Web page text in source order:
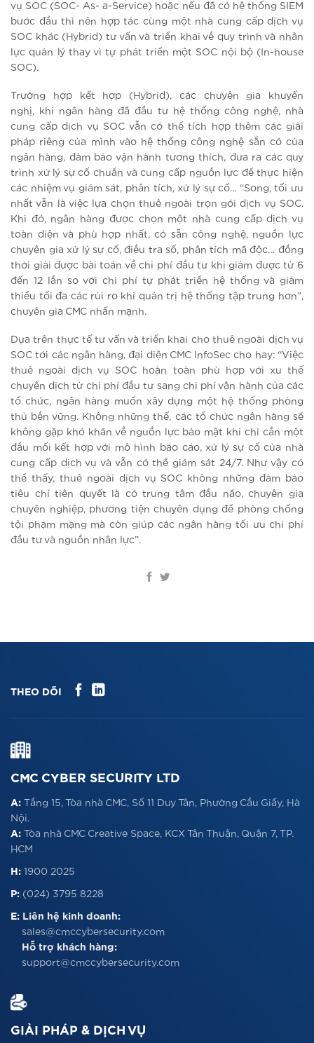
vụ SOC (SOC- As- a-Service) hoặc nếu đã có hệ thống SIEM
bước đầu thì nên hợp tác cùng một nhà cung cấp dịch vụ
SOC khác (Hybrid) tư vấn và triển khai về quy trình và nhân
lực quản lý thay vì tự phát triển một SOC nội bộ (In-house
SOC).
Trường hợp kết hợp (Hybrid), các chuyên gia khuyến
nghị, khi ngân hàng đã đầu tư hệ thống công nghệ, nhà
cung cấp dịch vụ SOC vẫn có thể tích hợp thêm các giải
pháp riêng của mình vào hệ thống công nghệ sẵn có của
ngân hàng, đảm bảo vận hành tương thích, đưa ra các quy
trình xử lý sự cố chuẩn và cung cấp nguồn lực để thực hiện
các nhiệm vụ giám sát, phân tích, xử lý sự cố… “Song, tối ưu
nhất vẫn là việc lựa chọn thuê ngoài trọn gói dịch vụ SOC.
Khi đó, ngân hàng được chọn một nhà cung cấp dịch vụ
toàn diện và phù hợp nhất, có sẵn công nghệ, nguồn lực
chuyên gia xử lý sự cố, điều tra số, phân tích mã độc… đồng
thời giải được bài toán về chi phí đầu tư khi giảm được từ 6
đến 12 lần so với chi phí tự phát triển hệ thống và giảm
thiểu tối đa các rủi ro khi quản trị hệ thống tập trung hơn”,
chuyên gia CMC nhấn mạnh.
Dựa trên thực tế tư vấn và triển khai cho thuê ngoài dịch vụ
SOC tới các ngân hàng, đại diện CMC InfoSec cho hay: “Việc
thuê ngoài dịch vụ SOC hoàn toàn phù hợp với xu thế
chuyển dịch từ chi phí đầu tư sang chi phí vận hành của các
tổ chức, ngân hàng muốn xây dựng một hệ thống phòng
thủ bền vững. Không những thế, các tổ chức ngân hàng sẽ
không gặp khó khăn về nguồn lực bảo mật khi chỉ cần một
đầu mối kết hợp với mô hình báo cáo, xử lý sự cố của nhà
cung cấp dịch vụ và vẫn có thể giám sát 24/7. Như vậy có
thể thấy, thuê ngoài dịch vụ SOC không những đảm bảo
tiêu chí tiên quyết là có trung tâm đầu não, chuyên gia
chuyên nghiệp, phương tiện chuyên dụng để phòng chống
tội phạm mạng mà còn giúp các ngân hàng tối ưu chi phí
đầu tư và nguồn nhân lực”.
THEO DÕI
CMC CYBER SECURITY LTD
A: Tầng 15, Tòa nhà CMC, Số 11 Duy Tân, Phường Cầu Giấy, Hà
Nội.
A: Tòa nhà CMC Creative Space, KCX Tân Thuận, Quận 7, TP.
HCM
H: 1900 2025
P: (024) 3795 8228
E: Liên hệ kinh doanh:
sales@cmccybersecurity.com
Hỗ trợ khách hàng:
support@cmccybersecurity.com
GIẢI PHÁP & DỊCH VỤ